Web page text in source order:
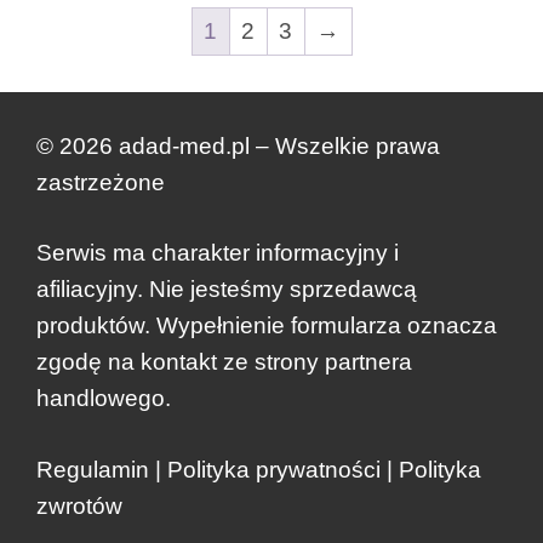
1 2 3 →
© 2026 adad-med.pl – Wszelkie prawa
zastrzeżone
Serwis ma charakter informacyjny i
afiliacyjny. Nie jesteśmy sprzedawcą
produktów. Wypełnienie formularza oznacza
zgodę na kontakt ze strony partnera
handlowego.
Regulamin | Polityka prywatności | Polityka
zwrotów